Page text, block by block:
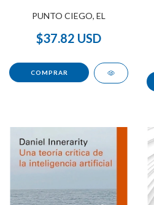
PUNTO CIEGO, EL
$37.82 USD